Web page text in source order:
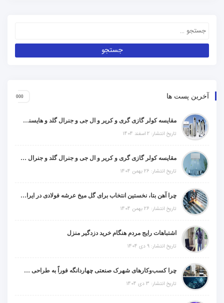
آخرین پست ها
مقایسه کولر گازی گری و کریر و ال جی و جنرال گلد و هایسنس و مدیا و اجنرال
تاریخ انتشار: 2 اسفند 1404
مقایسه کولر گازی گری و کریر و ال جی و جنرال گلد و جنرال شکار و سامسونگ و یونیوا
تاریخ انتشار: 26 بهمن 1404
چرا آهن بتا، نخستین انتخاب برای گل میخ عرشه فولادی در ایران است؟
تاریخ انتشار: 26 بهمن 1404
اشتباهات رایج مردم هنگام خرید دزدگیر منزل
تاریخ انتشار: 9 دی 1404
چرا کسب‌وکارهای شهرک صنعتی چهاردانگه فوراً به طراحی سایت نیاز دارند؟
تاریخ انتشار: 3 دی 1404